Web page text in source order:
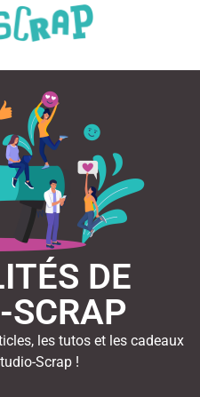
DE
SCRAP
les tutos et les cadeaux
Scrap !